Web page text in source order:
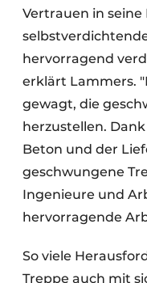
Vertrauen in
hervorragend
erklärt Lammers.
gewagt, die
herzustellen.
Beton und der
geschwungene
Ingenieure und
hervorragende
So viele
Treppe auch mit